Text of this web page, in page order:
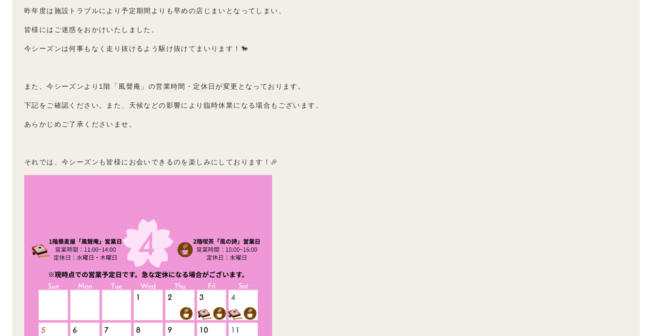
昨年度は施設トラブルにより予定期間よりも早めの店じまいとなってしまい、
皆様にはご迷惑をおかけいたしました。
今シーズンは何事もなく走り抜けるよう駆け抜けてまいります！🐎
また、今シーズンより1階「風聲庵」の営業時間・定休日が変更となっております。
下記をご確認ください。また、天候などの影響により臨時休業になる場合もございます。
あらかじめご了承くださいませ。
それでは、今シーズンも皆様にお会いできるのを楽しみにしております！🎉